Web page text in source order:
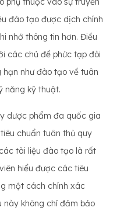
đào tạo được dịch chính
nhớ thông tin hơn. Điều
các chủ đề phức tạp đòi
hạn như đào tạo về tuân
năng kỹ thuật.
dược phẩm đa quốc gia
chuẩn tuân thủ quy
tài liệu đào tạo là rất
hiểu được các tiêu
một cách chính xác
này không chỉ đảm bảo